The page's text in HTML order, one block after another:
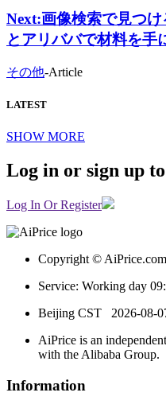
Next:画像検索で見つ
とアリババで材料を手
その他-Article
LATEST
SHOW MORE
Log in or sign up
Log In Or Register
Copyright ©
Service: Working day
Beijing CST 2026-08-
AiPrice is an
with the Alibaba Group.
Information